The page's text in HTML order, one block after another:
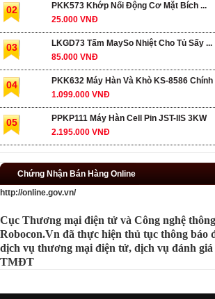
02
PKK573 Khớp Nối Động Cơ Mặt Bích ...
25.000 VNĐ
03
LKGD73 Tấm MaySo Nhiệt Cho Tủ Sấy ...
85.000 VNĐ
04
PKK632 Máy Hàn Và Khò KS-8586 Chính
1.099.000 VNĐ
05
PPKP111 Máy Hàn Cell Pin JST-IIS 3KW
2.195.000 VNĐ
Chứng Nhận Bán Hàng Online
http://online.gov.vn/
Cục Thương mại điện tử và Công nghệ
Robocon.Vn đã thực hiện thủ tục thông báo
dịch vụ thương mại điện tử, dịch vụ đánh
TMĐT